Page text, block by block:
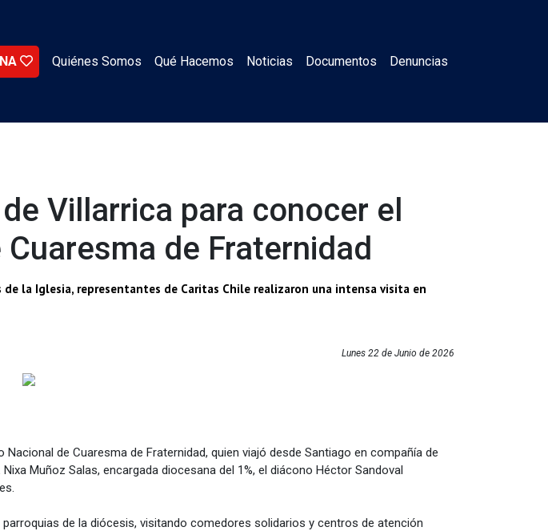
Quiénes Somos Qué Hacemos Noticias Documentos Denuncias
Villarrica para conocer el
de Fraternidad
la Iglesia, representantes de Caritas Chile realizaron una intensa visita en
Lunes 22 de Junio de 2026
de Cuaresma de Fraternidad, quien viajó desde Santiago en compañía de
Muñoz Salas, encargada diocesana del 1%, el diácono Héctor Sandoval
de la diócesis, visitando comedores solidarios y centros de atención